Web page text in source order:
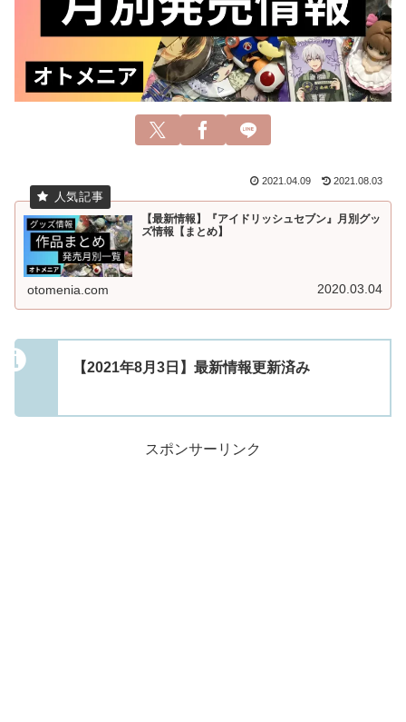
2021.04.09 2021.08.03
【最新情報】『アイドリッシュセブン』月別グッ
ズ情報【まとめ】
otomenia.com 2020.03.04
【2021年8月3日】最新情報更新済み
スポンサーリンク